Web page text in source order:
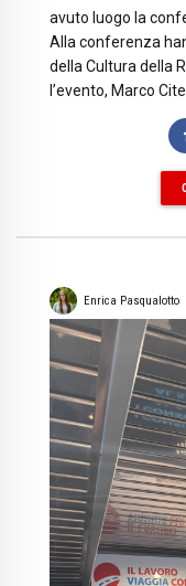
avuto luogo la
Alla conferenza
della Cultura della
l’evento, Marco
Enrica Pasqualotto